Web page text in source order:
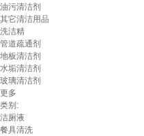
油污清洁剂
其它清洁用品
洗洁精
管道疏通剂
地板清洁剂
水垢清洁剂
玻璃清洁剂
更多
类别:
洁厕液
餐具清洗